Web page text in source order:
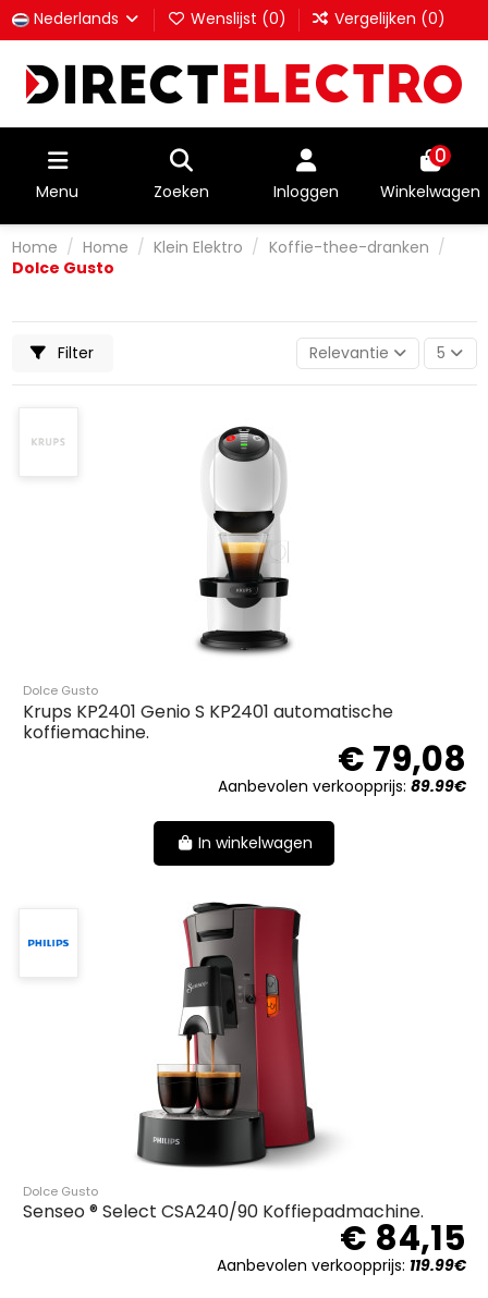
Nederlands Wenslijst (0) Vergelijken (0)
Menu Zoeken Inloggen
0
Winkelwagen
Home Home Klein Elektro
Koffie-thee-dranken
Dolce Gusto
Filter Relevantie 5
Dolce Gusto
Krups KP2401 Genio S KP2401 automatische
koffiemachine.
€ 79,08
Aanbevolen verkoopprijs: 89.99€
In winkelwagen
Dolce Gusto
Senseo ® Select CSA240/90 Koffiepadmachine.
€ 84,15
Aanbevolen verkoopprijs: 119.99€